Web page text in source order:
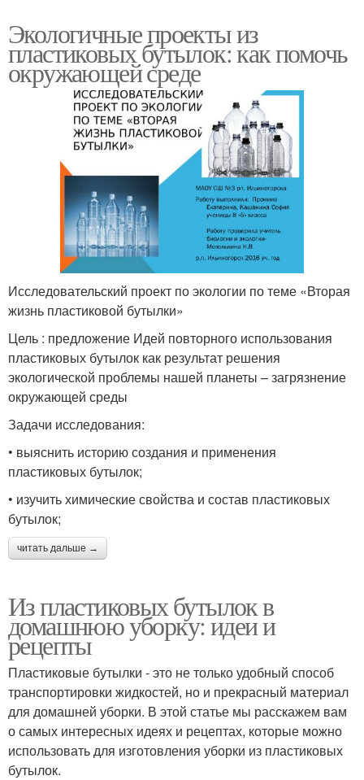
Экологичные проекты из
пластиковых бутылок: как помочь
окружающей среде
Исследовательский проект по экологии по теме «Вторая
жизнь пластиковой бутылки»
Цель : предложение Идей повторного использования
пластиковых бутылок как результат решения
экологической проблемы нашей планеты – загрязнение
окружающей среды
Задачи исследования:
• выяснить историю создания и применения
пластиковых бутылок;
• изучить химические свойства и состав пластиковых
бутылок;
читать дальше →
Из пластиковых бутылок в
домашнюю уборку: идеи и
рецепты
Пластиковые бутылки - это не только удобный способ
транспортировки жидкостей, но и прекрасный материал
для домашней уборки. В этой статье мы расскажем вам
о самых интересных идеях и рецептах, которые можно
использовать для изготовления уборки из пластиковых
бутылок.